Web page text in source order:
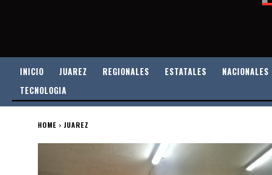
INICIO JUAREZ REGIONALES ESTATALES NACIONALES
TECNOLOGIA
HOME JUAREZ